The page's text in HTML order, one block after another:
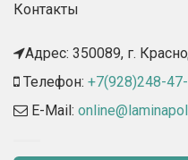
Контакты
Адрес: 350089, г.
Телефон: +7(928)248-
E-Mail: